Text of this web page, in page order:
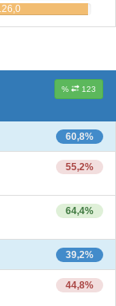
% 123
60,8%
55,2%
64,4%
39,2%
44,8%